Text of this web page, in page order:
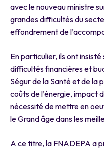
avec le nouveau ministre
grandes difficultés du
effondrement de
En particulier, ils ont
difficultés financières et
Ségur de la Santé et de la
coûts de l’énergie, impact
nécessité de mettre en
le Grand âge dans les
A ce titre, la FNADEPA a